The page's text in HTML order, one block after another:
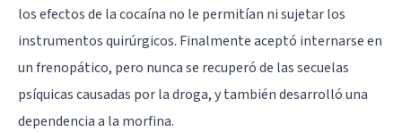
los efectos de la cocaína no le permitían ni sujetar los
instrumentos quirúrgicos. Finalmente aceptó internarse en
un frenopático, pero nunca se recuperó de las secuelas
psíquicas causadas por la droga, y también desarrolló una
dependencia a la morfina.